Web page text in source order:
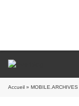
Accueil » MOBILE.ARCHIVES